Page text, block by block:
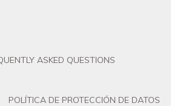
ASKED QUESTIONS
POLÍTICA DE PROTECCIÓN DE DATOS